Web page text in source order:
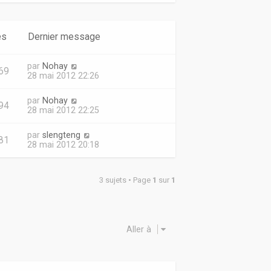
Dernier message
par Nohay
28 mai 2012 22:26
par Nohay
28 mai 2012 22:25
par slengteng
28 mai 2012 20:18
3 sujets • Page 1 sur 1
Aller à